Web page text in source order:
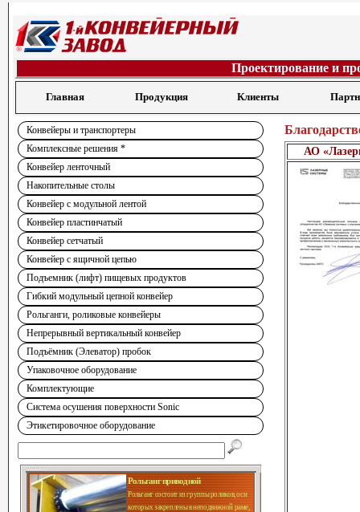
Проектирование и
Главная Продукция Клиенты
Конвейеры и транспортеры
Комплексные решения *
Конвейер ленточный
Накопительные столы
Конвейер с модульной лентой
Конвейер пластинчатый
Конвейер сетчатый
Конвейер с ящичной цепью
Подъемник (лифт) пищевых продуктов
Гибкий модульный цепной конвейер
Рольганги, роликовые конвейеры
Непрерывный вертикальный конвейер
Подъёмник (Элеватор) пробок
Упаковочное оборудование
Комплектующие
Система осушения поверхности Sonic
Этикетировочное оборудование
Рольганг приводной
Рольганг состоит из группы роликов, оси
которых закреплены в неподвижной раме,
АО